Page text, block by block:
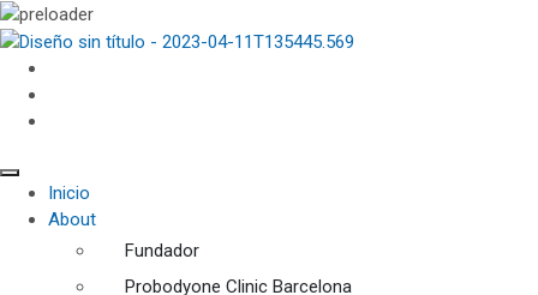
Inicio
About
Fundador
Probodyone Clinic Barcelona